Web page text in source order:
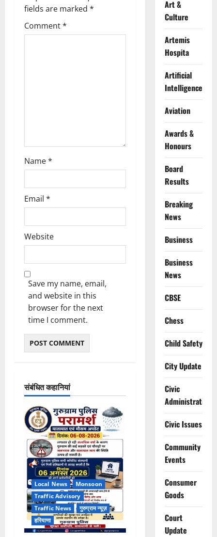
i
g
fields are marked *
Comment*
Name*
Email *
Website
Save my name, email,
and website in this
browser for the next
time I comment.
संबंधित कहानियां
Local News
Monsoon
Traffic Advisory
Traffic News
गुरुग्राम न्यूज़
हरियाणा
Art &
Culture
Artemis
Hospita
Artificial
Intelligence
Aviation
Awards &
Honours
Board
Results
Breaking
News
Business
Business
News
CBSE
Chess
Child Safety
City Update
Civic
Administration
Civic Issues
Community
Events
Consumer
Goods
Court
Update